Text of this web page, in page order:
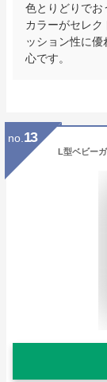
色とりどりでお
カラーがセレク
ッション性に
心です。
no. 13